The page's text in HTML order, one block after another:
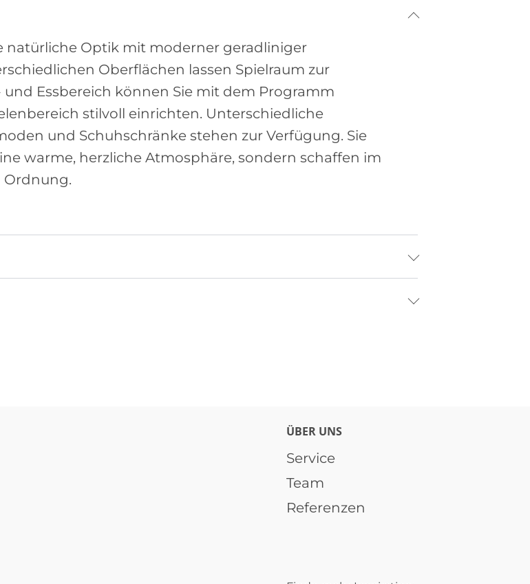
natürliche Optik mit moderner geradliniger
Oberflächen lassen Spielraum zur
Essbereich können Sie mit dem Programm
stilvoll einrichten. Unterschiedliche
und Schuhschränke stehen zur Verfügung. Sie
warme, herzliche Atmosphäre, sondern schaffen im
Ordnung.
ÜBER UNS
Service
Team
Referenzen